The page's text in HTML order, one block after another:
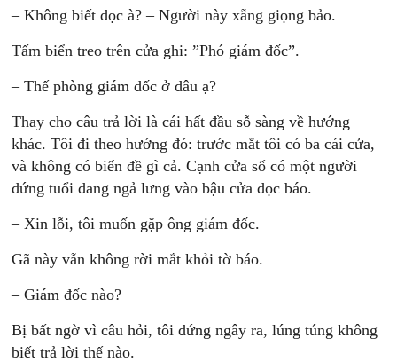
– Không biết đọc à? – Người này xẵng giọng bảo.
Tấm biển treo trên cửa ghi: ”Phó giám đốc”.
– Thế phòng giám đốc ở đâu ạ?
Thay cho câu trả lời là cái hất đầu sỗ sàng về hướng
khác. Tôi đi theo hướng đó: trước mắt tôi có ba cái cửa,
và không có biển đề gì cả. Cạnh cửa sổ có một người
đứng tuổi đang ngả lưng vào bậu cửa đọc báo.
– Xin lỗi, tôi muốn gặp ông giám đốc.
Gã này vẫn không rời mắt khỏi tờ báo.
– Giám đốc nào?
Bị bất ngờ vì câu hỏi, tôi đứng ngây ra, lúng túng không
biết trả lời thế nào.